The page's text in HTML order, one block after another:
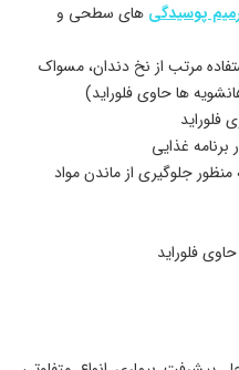
پوسیدگی‌ های سطحی و
مرتب از نخ دندان، مسواک
ها حاوی فلوراید)
فلوراید
غذایی
جلوگیری از ماندن مواد
فلوراید